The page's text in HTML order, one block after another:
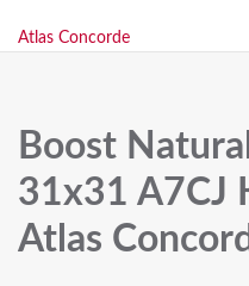
Atlas Concorde
Boost
31x31 A7CJ
Atlas